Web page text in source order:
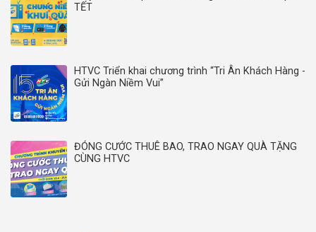
TẾT
HTVC Triển khai chương trình “Tri Ân Khách Hàng -
Gửi Ngàn Niềm Vui”
ĐÓNG CƯỚC THUÊ BAO, TRAO NGAY QUÀ TẶNG
CÙNG HTVC